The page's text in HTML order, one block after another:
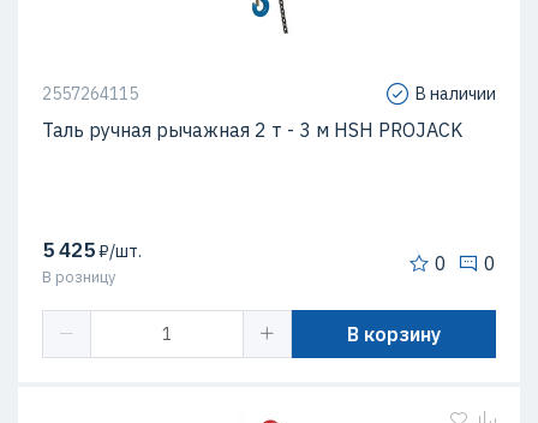
2557264115 В наличии
Таль ручная рычажная 2 т - 3 м HSH PROJACK
5 425₽/шт.
В розницу
0 0
В корзину